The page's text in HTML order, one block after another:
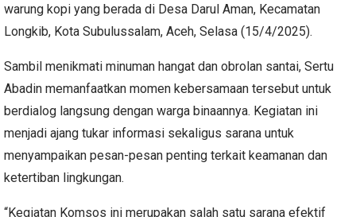
warung kopi yang berada di Desa Darul Aman, Kecamatan
Longkib, Kota Subulussalam, Aceh, Selasa (15/4/2025).
Sambil menikmati minuman hangat dan obrolan santai, Sertu
Abadin memanfaatkan momen kebersamaan tersebut untuk
berdialog langsung dengan warga binaannya. Kegiatan ini
menjadi ajang tukar informasi sekaligus sarana untuk
menyampaikan pesan-pesan penting terkait keamanan dan
ketertiban lingkungan.
“Kegiatan Komsos ini merupakan salah satu sarana efektif